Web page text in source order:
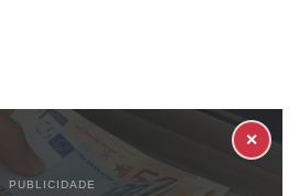
PUBLICIDADE
✕